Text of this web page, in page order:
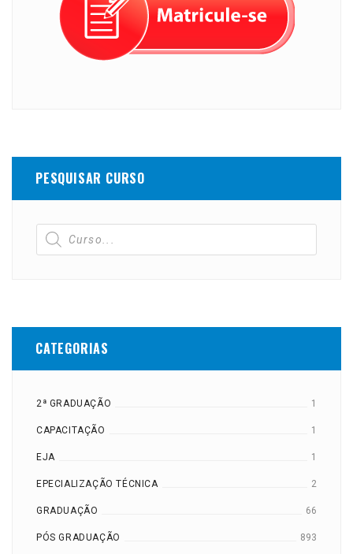
PESQUISAR CURSO
CATEGORIAS
2ª GRADUAÇÃO 1
CAPACITAÇÃO 1
EJA 1
EPECIALIZAÇÃO TÉCNICA 2
GRADUAÇÃO 66
PÓS GRADUAÇÃO 893